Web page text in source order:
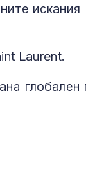
искания
Laurent.
глобален